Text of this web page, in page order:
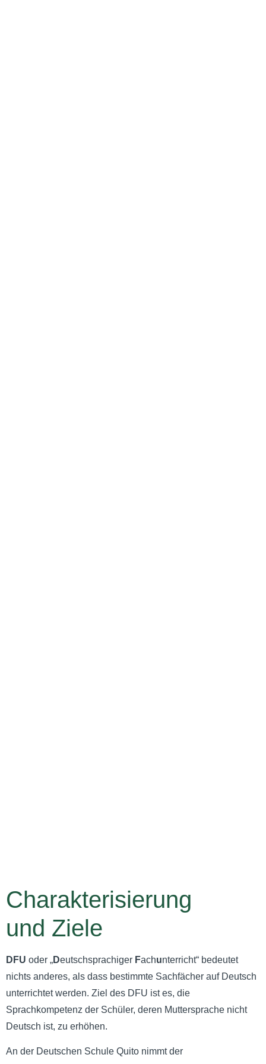
Charakterisierung
und Ziele
DFU oder „Deutschsprachiger Fachunterricht“ bedeutet
nichts anderes, als dass bestimmte Sachfächer auf Deutsch
unterrichtet werden. Ziel des DFU ist es, die
Sprachkompetenz der Schüler, deren Muttersprache nicht
Deutsch ist, zu erhöhen.
An der Deutschen Schule Quito nimmt der